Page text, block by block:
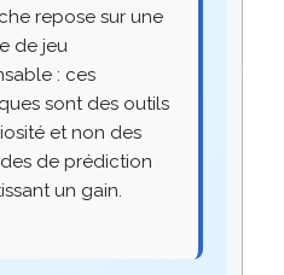
repose sur une
de jeu
: ces
sont des outils
et non des
de prédiction
un gain.